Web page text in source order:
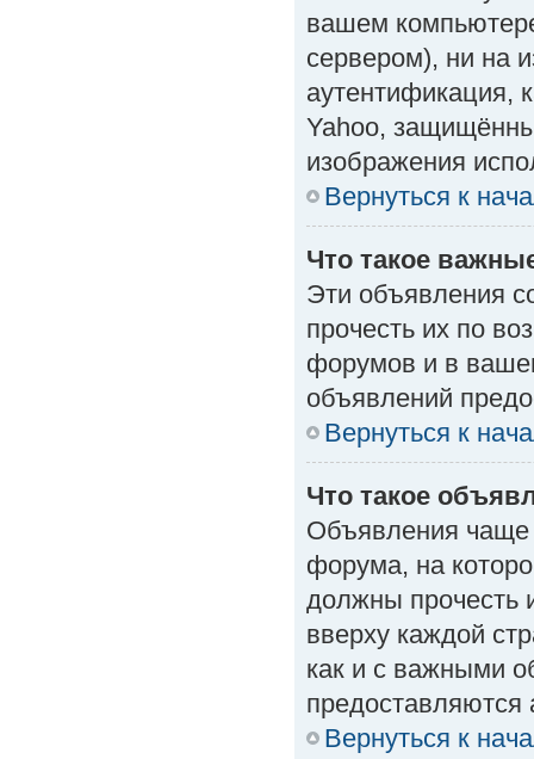
вашем
сервером), ни на
аутентификация,
Yahoo,
изображения
Вернуться к
Что такое
Эти объявления
прочесть их по
форумов и в
объявлений
Вернуться к
Что такое
Объявления
форума, на
должны прочесть
вверху каждой
как и с важными
предоставляются
Вернуться к